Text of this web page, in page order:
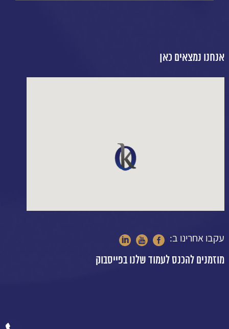
אנחנו נמצאים כאן
עקבו אחרינו ב:
מוזמנים להכנס לעמוד שלנו בפייסבוק